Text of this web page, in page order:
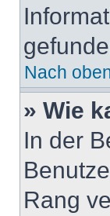
Nach
» Wie
In der
Rang